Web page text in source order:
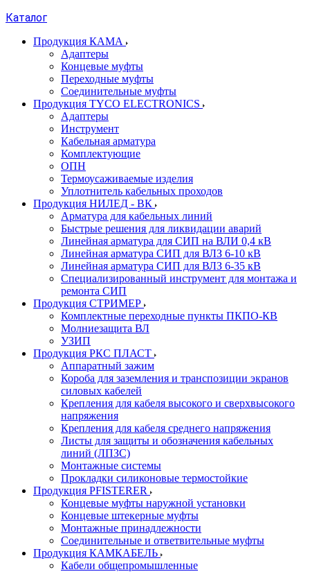
Каталог
Продукция КАМА
Адаптеры
Концевые муфты
Переходные муфты
Соединительные муфты
Продукция TYCO ELECTRONICS
Адаптеры
Инструмент
Кабельная арматура
Комплектующие
ОПН
Термоусаживаемые изделия
Уплотнитель кабельных проходов
Продукция НИЛЕД - ВК
Арматура для кабельных линий
Быстрые решения для ликвидации аварий
Линейная арматура для СИП на ВЛИ 0,4 кВ
Линейная арматура СИП для ВЛЗ 6-10 кВ
Линейная арматура СИП для ВЛЗ 6-35 кВ
Специализированный инструмент для монтажа и
ремонта СИП
Продукция СТРИМЕР
Комплектные переходные пункты ПКПО-КВ
Молниезащита ВЛ
УЗИП
Продукция РКС ПЛАСТ
Аппаратный зажим
Короба для заземления и транспозиции экранов
силовых кабелей
Крепления для кабеля высокого и сверхвысокого
напряжения
Крепления для кабеля среднего напряжения
Листы для защиты и обозначения кабельных
линий (ЛПЗС)
Монтажные системы
Прокладки силиконовые термостойкие
Продукция PFISTERER
Концевые муфты наружной установки
Концевые штекерные муфты
Монтажные принадлежности
Соединительные и ответвительные муфты
Продукция КАМКАБЕЛЬ
Кабели общепромышленные